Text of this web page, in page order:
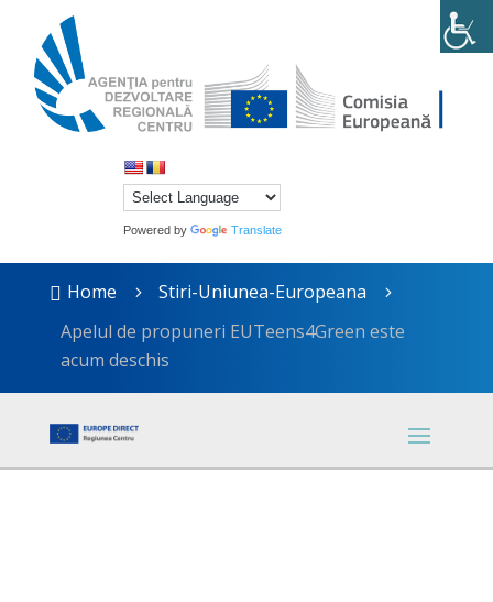
Powered by Translate
 Home 5 Stiri-Uniunea-Europeana 5
Apelul de propuneri EUTeens4Green este
acum deschis